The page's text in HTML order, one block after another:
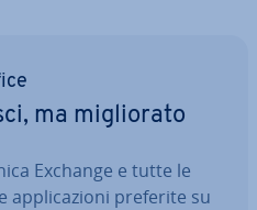
ma mi­glio­ra­to
Exchange e tutte le
ap­pli­ca­zio­ni preferite su